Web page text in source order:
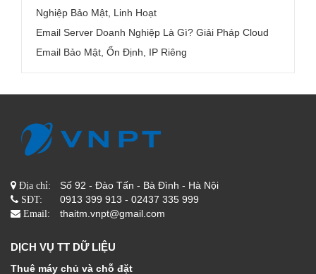
Nghiệp Bảo Mật, Linh Hoạt
Email Server Doanh Nghiệp Là Gì? Giải Pháp Cloud
Email Bảo Mật, Ổn Định, IP Riêng
Địa chỉ: Số 92 - Đào Tấn - Bà Đình - Hà Nội
SĐT: 0913 399 913 - 02437 335 999
Email: thaitm.vnpt@gmail.com
DỊCH VỤ TT DỮ LIỆU
Thuê máy chủ và chỗ đặt